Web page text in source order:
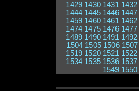
1429 1430 1431 1432
1444 1445 1446 1447
1459 1460 1461 1462
1474 1475 1476 1477
1489 1490 1491 1492
1504 1505 1506 1507
1519 1520 1521 1522
1534 1535 1536 1537
1549 1550